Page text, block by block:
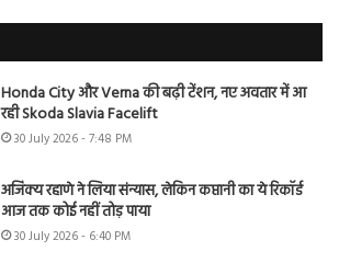
Honda City और Verna की बढ़ी टेंशन, नए अवतार में आ
रही Skoda Slavia Facelift
30 July 2026 - 7:48 PM
अजिंक्य रहाणे ने लिया संन्यास, लेकिन कप्तानी का ये रिकॉर्ड
आज तक कोई नहीं तोड़ पाया
30 July 2026 - 6:40 PM